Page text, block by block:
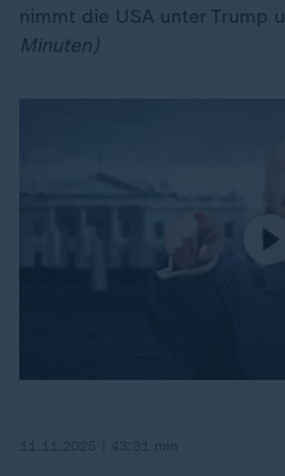
nimmt die USA unter Trump
Minuten)